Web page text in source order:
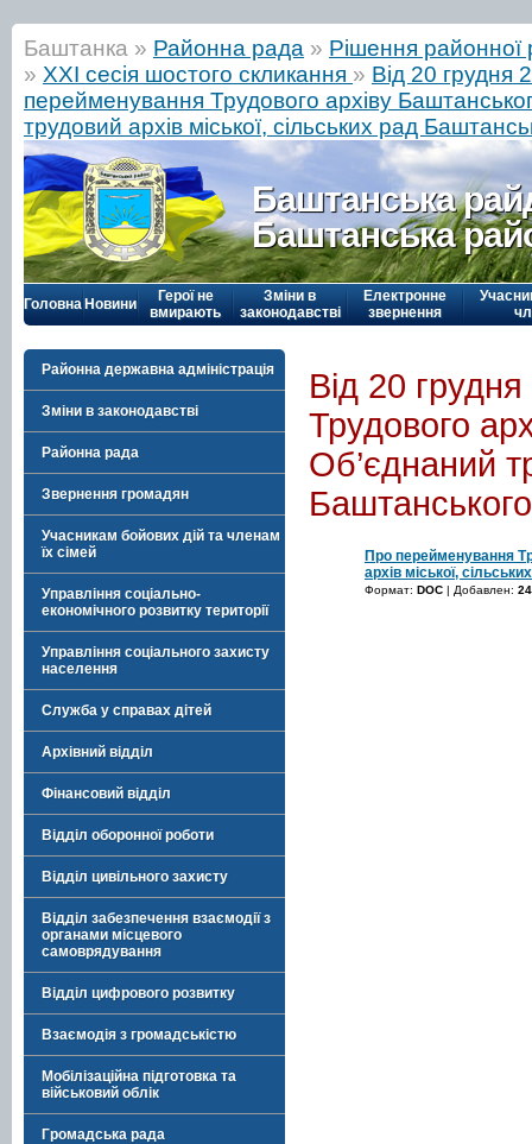
Баштанка » Районна рада » Рішення районної
» ХХІ сесія шостого скликання » Від 20
перейменування Трудового архіву
трудовий архів міської, сільських рад
Баштанська
Баштанська
Головна Новини
Герої не
вмирають
Зміни в
законодавстві
Електронне
звернення
Районна державна адміністрація
Зміни в законодавстві
Районна рада
Звернення громадян
Учасникам бойових дій та членам
їх сімей
Управління соціально-
економічного розвитку території
Управління соціального захисту
населення
Служба у справах дітей
Архівний відділ
Фінансовий відділ
Відділ оборонної роботи
Відділ цивільного захисту
Відділ забезпечення взаємодії з
органами місцевого
самоврядування
Відділ цифрового розвитку
Взаємодія з громадськістю
Мобілізаційна підготовка та
військовий облік
Громадська рада
Від 20
Трудового
Об’єднаний
Про перейменування
архів міської,
Формат: DOC | Добавлен: